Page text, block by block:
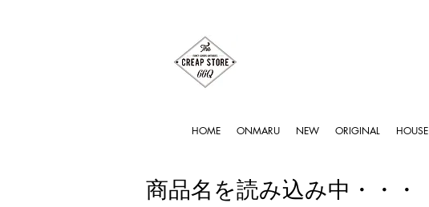
HOME ONMARU NEW ORIGINAL HOUSE
商品名を読み込み中・・・